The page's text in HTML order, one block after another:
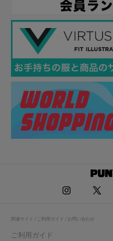
関連サイト / ご利用ガイド / お問い合わせ
ご利用ガイド